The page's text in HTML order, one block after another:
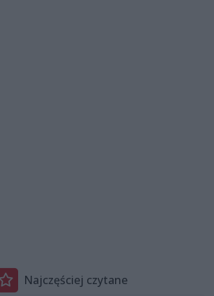
Najczęściej czytane